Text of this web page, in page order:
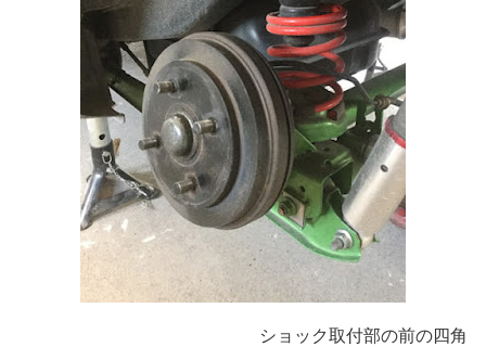
ショック取付部の前の四角